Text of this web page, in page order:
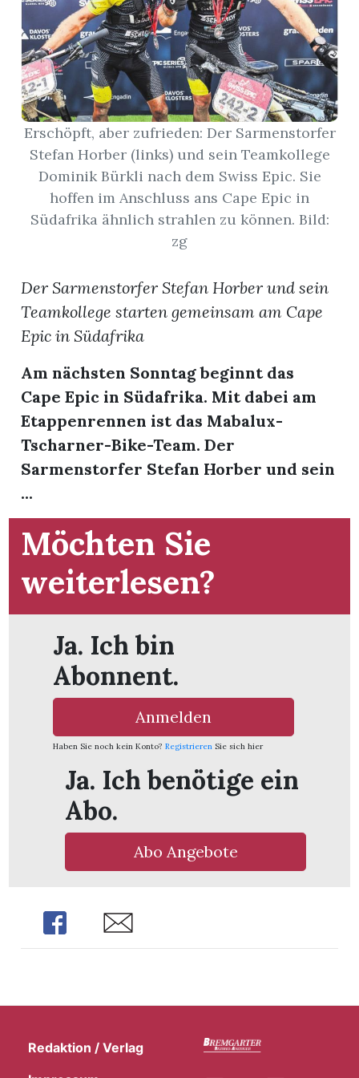
App
Bremgarten
Erschöpft, aber zufrieden: Der Sarmenstorfer
Stefan Horber (links) und sein Teamkollege
Dominik Bürkli nach dem Swiss Epic. Sie
hoffen im Anschluss ans Cape Epic in
Südafrika ähnlich strahlen zu können. Bild:
zg
Der Sarmenstorfer Stefan Horber und sein
Teamkollege starten gemeinsam am Cape
Epic in Südafrika
Am nächsten Sonntag beginnt das
Cape Epic in Südafrika. Mit dabei am
Etappenrennen ist das Mabalux-
Tscharner-Bike-Team. Der
Sarmenstorfer Stefan Horber und sein
...
Möchten Sie
weiterlesen?
Ja. Ich bin
Abonnent.
Anmelden
Haben Sie noch kein Konto? Registrieren Sie sich hier
Ja. Ich benötige ein
Abo.
Abo Angebote
Share Share
Redaktion / Verlag